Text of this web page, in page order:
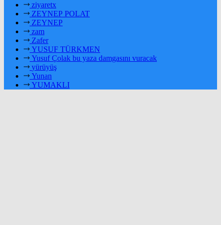
ziyaretx
ZEYNEP POLAT
ZEYNEP
zam
Zafer
YUSUF TÜRKMEN
Yusuf Çolak bu yaza damgasını vuracak
yürüyüş
Yunan
YUMAKLI